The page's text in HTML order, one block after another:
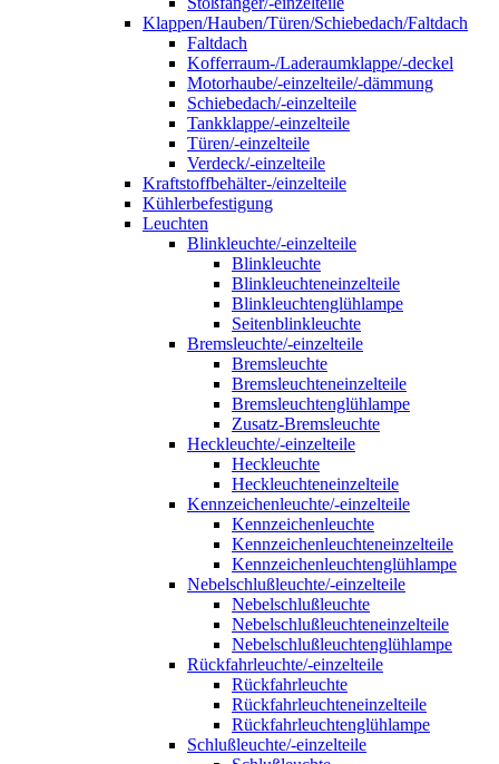
Klappen/Hauben/Türen/Schiebedach/Faltdach
Faltdach
Kofferraum-/Laderaumklappe/-deckel
Motorhaube/-einzelteile/-dämmung
Schiebedach/-einzelteile
Tankklappe/-einzelteile
Türen/-einzelteile
Verdeck/-einzelteile
Kraftstoffbehälter-/einzelteile
Kühlerbefestigung
Leuchten
Blinkleuchte/-einzelteile
Blinkleuchte
Blinkleuchteneinzelteile
Blinkleuchtenglühlampe
Seitenblinkleuchte
Bremsleuchte/-einzelteile
Bremsleuchte
Bremsleuchteneinzelteile
Bremsleuchtenglühlampe
Zusatz-Bremsleuchte
Heckleuchte/-einzelteile
Heckleuchte
Heckleuchteneinzelteile
Kennzeichenleuchte/-einzelteile
Kennzeichenleuchte
Kennzeichenleuchteneinzelteile
Kennzeichenleuchtenglühlampe
Nebelschlußleuchte/-einzelteile
Nebelschlußleuchte
Nebelschlußleuchteneinzelteile
Nebelschlußleuchtenglühlampe
Rückfahrleuchte/-einzelteile
Rückfahrleuchte
Rückfahrleuchteneinzelteile
Rückfahrleuchtenglühlampe
Schlußleuchte/-einzelteile